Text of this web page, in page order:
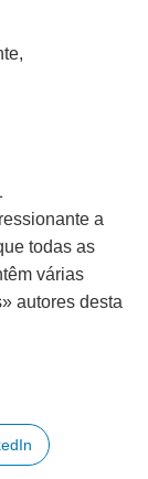
a
todas as
várias
autores desta